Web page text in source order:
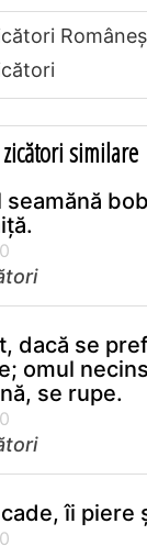
similare
dacă se
omul
se rupe.
îi piere